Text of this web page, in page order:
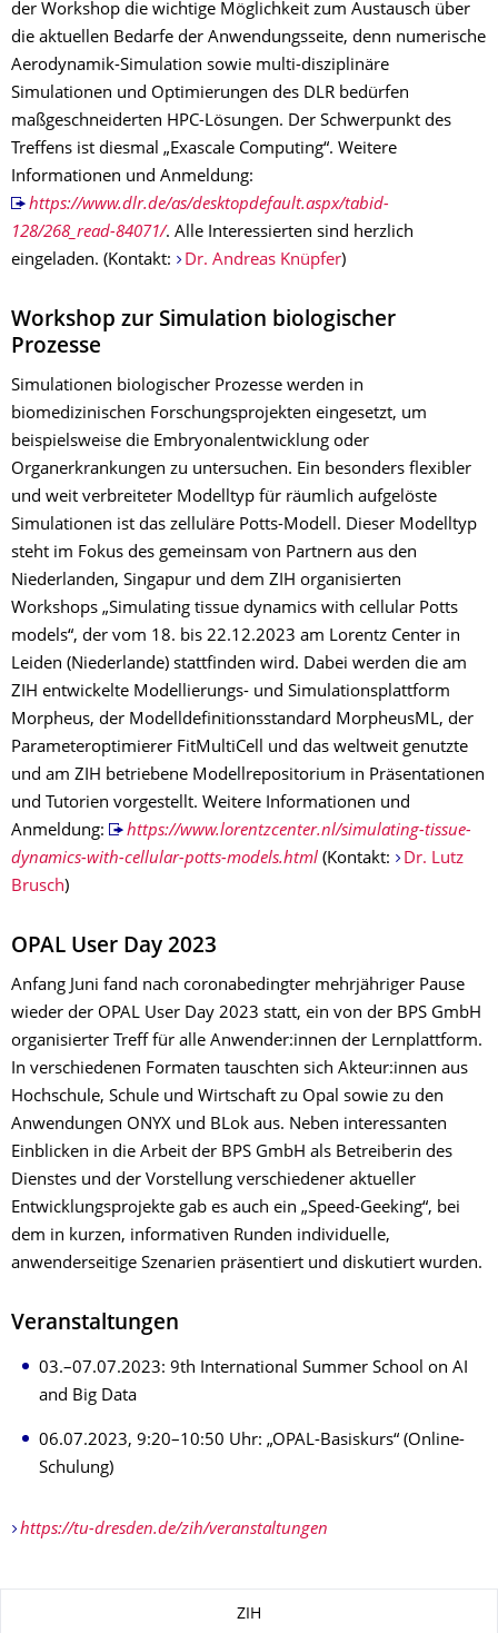
der Workshop die wichtige Möglichkeit zum Austausch über
die aktuellen Bedarfe der Anwendungsseite, denn numerische
Aerodynamik-Simulation sowie multi-disziplinäre
Simulationen und Optimierungen des DLR bedürfen
maßgeschneiderten HPC-Lösungen. Der Schwerpunkt des
Treffens ist diesmal „Exascale Computing“. Weitere
Informationen und Anmeldung:
https://www.dlr.de/as/desktopdefault.aspx/tabid-
128/268_read-84071/. Alle Interessierten sind herzlich
eingeladen. (Kontakt:
Dr. Andreas Knüpfer)
Workshop zur Simulation biologischer
Prozesse
Simulationen biologischer Prozesse werden in
biomedizinischen Forschungsprojekten eingesetzt, um
beispielsweise die Embryonalentwicklung oder
Organerkrankungen zu untersuchen. Ein besonders flexibler
und weit verbreiteter Modelltyp für räumlich aufgelöste
Simulationen ist das zelluläre Potts-Modell. Dieser Modelltyp
steht im Fokus des gemeinsam von Partnern aus den
Niederlanden, Singapur und dem ZIH organisierten
Workshops „Simulating tissue dynamics with cellular Potts
models“, der vom 18. bis 22.12.2023 am Lorentz Center in
Leiden (Niederlande) stattfinden wird. Dabei werden die am
ZIH entwickelte Modellierungs- und Simulationsplattform
Morpheus, der Modelldefinitionsstandard MorpheusML, der
Parameteroptimierer FitMultiCell und das weltweit genutzte
und am ZIH betriebene Modellrepositorium in Präsentationen
und Tutorien vorgestellt. Weitere Informationen und
Anmeldung:
https://www.lorentzcenter.nl/simulating-tissue-
dynamics-with-cellular-potts-models.html (Kontakt:
Dr. Lutz
Brusch)
OPAL User Day 2023
Anfang Juni fand nach coronabedingter mehrjähriger Pause
wieder der OPAL User Day 2023 statt, ein von der BPS GmbH
organisierter Treff für alle Anwender:innen der Lernplattform.
In verschiedenen Formaten tauschten sich Akteur:innen aus
Hochschule, Schule und Wirtschaft zu Opal sowie zu den
Anwendungen ONYX und BLok aus. Neben interessanten
Einblicken in die Arbeit der BPS GmbH als Betreiberin des
Dienstes und der Vorstellung verschiedener aktueller
Entwicklungsprojekte gab es auch ein „Speed-Geeking“, bei
dem in kurzen, informativen Runden individuelle,
anwenderseitige Szenarien präsentiert und diskutiert wurden.
Veranstaltungen
03.–07.07.2023: 9th International Summer School on AI
and Big Data
06.07.2023, 9:20–10:50 Uhr: „OPAL-Basiskurs“ (Online-
Schulung)
https://tu-dresden.de/zih/veranstaltungen
ZIH